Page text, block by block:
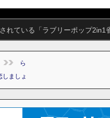
れている「ラブリーポップ
ら
ましょ